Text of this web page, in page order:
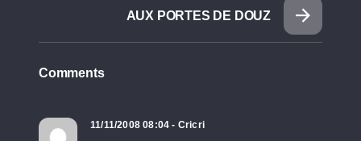
AUX PORTES DE DOUZ
Comments
11/11/2008 08:04 - Cricri